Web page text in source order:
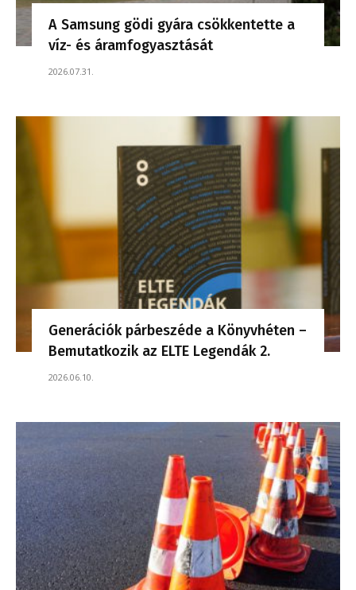
A Samsung gödi gyára csökkentette a
víz- és áramfogyasztását
2026.07.31.
Generációk párbeszéde a Könyvhéten –
Bemutatkozik az ELTE Legendák 2.
2026.06.10.